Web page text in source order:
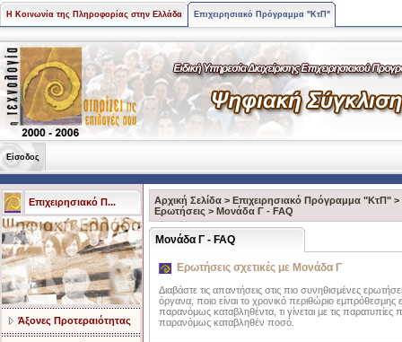
Η Κοινωνία της Πληροφορίας στην Ελλάδα Επιχειρησιακό Πρόγραμμα "ΚτΠ"
Είσοδος
Επιχειρησιακό Π...
Άξονες Προτεραιότητας
Αρχική Σελίδα > Επιχειρησιακό Πρόγραμμα "ΚτΠ" >
Ερωτήσεις > Μονάδα Γ - FAQ
Μονάδα Γ - FAQ
Ερωτήσεις σχετικές με Μονάδα Γ
Διαβάστε τις απαντήσεις στις πιο συνηθισμένες
όργανα, ποιο είναι το χρονικό περιθώριο
παρανόμως καταβληθέντα, τι γίνεται με τις
παρανόμως καταβληθέν ποσό.